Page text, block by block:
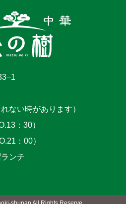
ない時があります）
：30）
：00）
ンチ